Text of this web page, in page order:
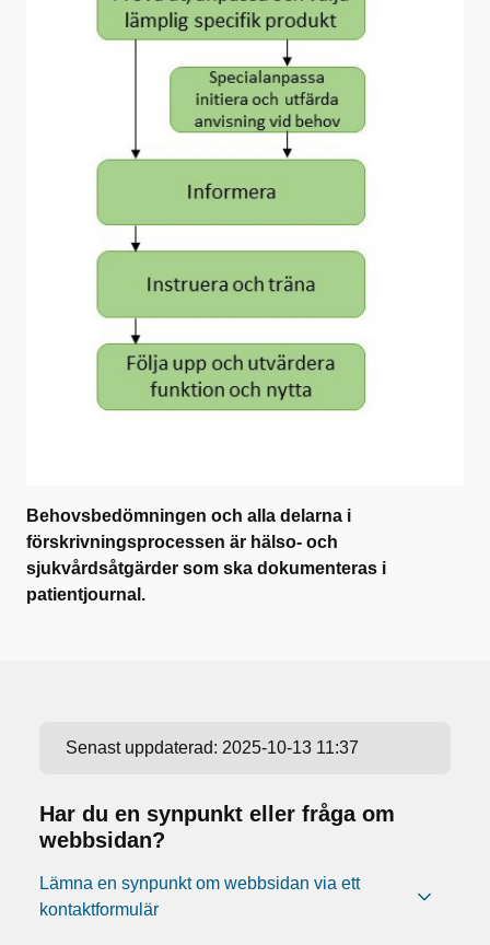
Behovsbedömningen och alla delarna i
förskrivningsprocessen är hälso- och
sjukvårdsåtgärder som ska dokumenteras i
patientjournal.
Senast uppdaterad: 2025-10-13 11:37
Har du en synpunkt eller fråga om
webbsidan?
Lämna en synpunkt om webbsidan via ett
kontaktformulär